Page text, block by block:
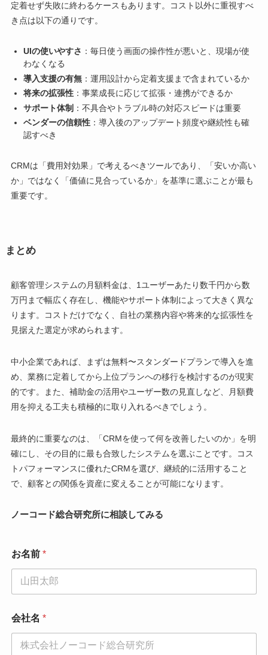
定着せず失敗に終わるケースもあります。コスト以外に重視すべ
き点は以下の通りです。
UIの使いやすさ ：毎日使う画面の操作性が悪いと、現場が使
わなくなる
導入支援の有無：運用設計から定着支援まで含まれているか
将来の拡張性：事業成長に応じて拡張・連携ができるか
サポート体制 ：不具合やトラブル時の対応スピードは重要
ベンダーの信頼性：導入後のアップデート頻度や継続性も確
認すべき
CRMは「費用対効果」で考えるべきツールであり、「安いか高い
か」ではなく「価値に見合っているか」を基準に選ぶことが最も
重要です。
まとめ
顧客管理システムの月額料金は、1ユーザーあたり数千円から数
万円まで幅広く存在し、機能やサポート体制によって大きく異な
ります。コストだけでなく、自社の業務内容や将来的な拡張性を
見据えた選定が求められます。
中小企業であれば、まずは無料〜スタンダードプランで導入を進
め、業務に定着してから上位プランへの移行を検討するのが現実
的です。また、補助金の活用やユーザー数の見直しなど、月額費
用を抑える工夫も積極的に取り入れるべきでしょう。
最終的に重要なのは、「CRMを使って何を改善したいのか」を明
確にし、その目的に最も合致したシステムを選ぶことです。コス
トパフォーマンスに優れたCRMを選び、継続的に活用すること
で、顧客との関係を資産に変えることが可能になります。
ノーコード総合研究所に相談してみる
お名前 *
会社名 *